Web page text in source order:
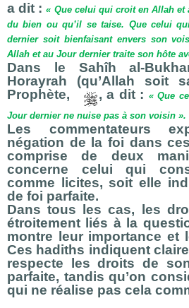
a dit :« Que celui qui croit en Allah et
du bien ou qu’il se taise. Que celui
dernier soit bienfaisant envers son
Allah et au Jour dernier traite son hôte
Dans le Sahîh al-
Horayrah (qu’Allah soit
Prophète,
, a dit : « Que
Jour dernier ne nuise pas à son voisin ».
Les commentateurs
négation de la foi dans
comprise de deux
concerne celui qui
comme licites, soit elle
de foi parfaite.
Dans tous les cas, les
étroitement liés à la
montre leur importance et
Ces hadiths indiquent
respecte les droits de
parfaite, tandis qu’on
qui ne réalise pas cela